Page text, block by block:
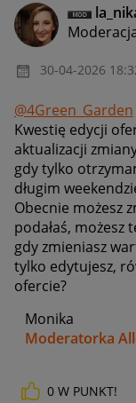
‎30-04-2026
@4Green_Garden
Kwestię edycji
aktualizacji
gdy tylko
długim
Obecnie możesz
podałaś, możesz
gdy zmieniasz
tylko edytujesz,
ofercie?
Monika
Moderatorka
0 W PUNKT!